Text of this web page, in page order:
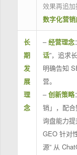
效果再追
数字化营
长
期
发
展
理
念
–经营理念
话”，追求
明确告知
营。
–创新策略
销」，配
询盘能力提
GEO 针对
源” 从